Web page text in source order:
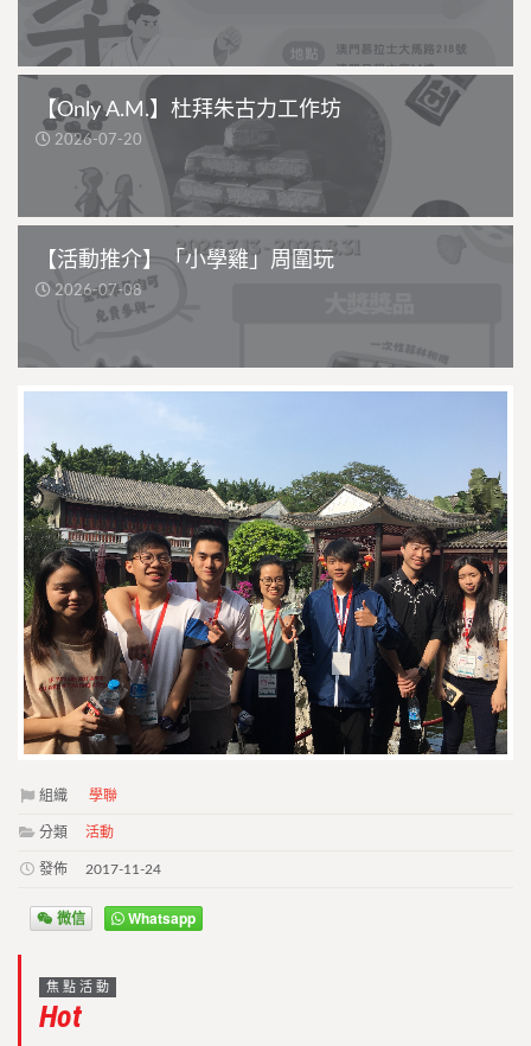
【Only A.M.】杜拜朱古力工作坊
2026-07-20
【活動推介】「小學雞」周圍玩
2026-07-08
組織 學聯
分類 活動
發佈 2017-11-24
微信 Whatsapp
焦點活動
Hot